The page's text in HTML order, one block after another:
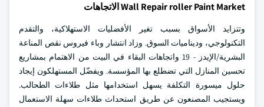
Wall Repair roller Paint Market الاتجاهات
وتتزايد الأسواق بسبب تغير الأفضليات الاستهلاكية، والتقدم
التكنولوجي، وديناميات السوق. وزاد انتشار وباء فيروس نقص المناعة
البشرية/الإيدز - 19 واتجاهات البقاء في البيت من الاهتمام بمشاريع
تحسين المنازل التي تضطلع بها المؤسسة. ويفضّل المستهلكون إيجاد
حلول ميسورة التكلفة يسهل استخدامها مثل طلاءات الطحالب.
ويستجيب المصنعون عن طريق استحداث طلاءات سهلة الاستعمال